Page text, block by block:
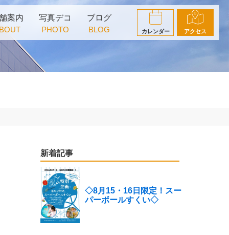
案内
PHOTO
写真デコ
BLOG
ブログ
カレンダー アクセス
新着記事
◇8月15・16日限定！スー
パーボールすくい◇